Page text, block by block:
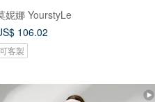
妮娜 YourstyLe
106.02
可客製